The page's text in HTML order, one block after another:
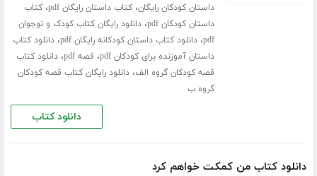
داستان کودکان رایگان،کتاب داستان رایگان pdf ،کتاب
داستان کودکان pdf
،دانلود رایگان کتاب کودک و نوجوان
pdf،دانلود کتاب داستان کودکانه رایگان pdf ،دانلود کتاب
داستان آموزنده برای کودکان pdf
، قصه pdf ،دانلود کتاب
قصه کودکان گروه الف،دانلود رایگان کتاب قصه کودکان
گروه ب
دانلود کتاب
دانلود کتاب من کمکت خواهم کرد